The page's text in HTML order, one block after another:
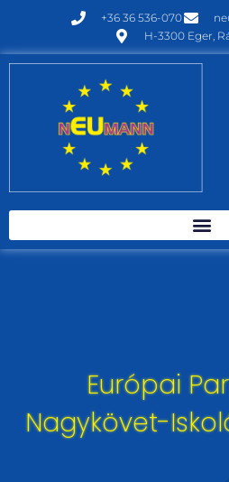
+36 36 536-070
H-3300 Eger,
Európai
Nagykövet-